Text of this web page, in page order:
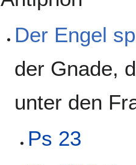
Der Engel
der Gnade,
unter den
Ps 23